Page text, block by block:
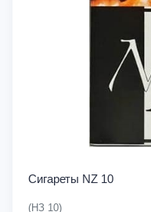
Сигареты NZ 10
(НЗ 10)